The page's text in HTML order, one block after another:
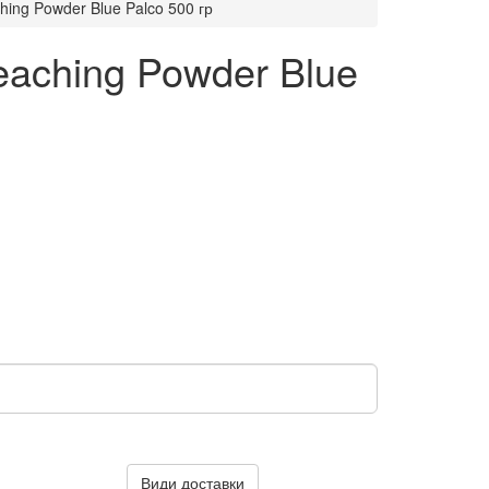
Powder Blue Palco 500 гр
Powder Blue
Види доставки